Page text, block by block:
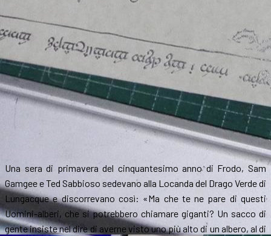
Una sera di primavera del cinquantesimo anno di Frodo, Sam
Gamgee e Ted Sabbioso sedevano alla Locanda del Drago Verde di
Lungacque e discorrevano così: «Ma che te ne pare di questi
Uomini-alberi, che si potrebbero chiamare giganti? Un sacco di
gente insiste nel dire di averne visto uno più alto di un albero, al di